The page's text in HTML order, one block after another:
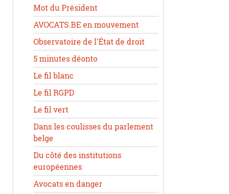
Mot du Président
AVOCATS.BE en mouvement
Observatoire de l'État de droit
5 minutes déonto
Le fil blanc
Le fil RGPD
Le fil vert
Dans les coulisses du parlement
belge
Du côté des institutions
européennes
Avocats en danger